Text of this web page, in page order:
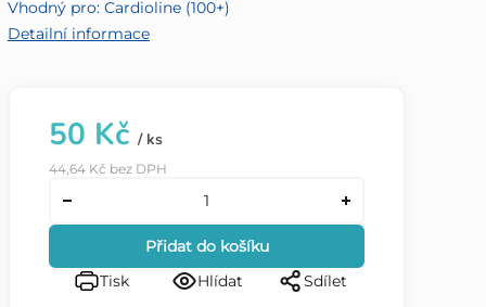
hvězdiček.
Vhodný pro: Cardioline (100+)
Detailní informace
50 Kč / ks
44,64 Kč bez DPH
Přidat do košíku
Tisk
Hlídat Sdílet